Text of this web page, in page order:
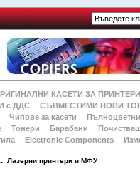
КАСЕТИ ЗА
с ДДС
СЪВМЕСТИМИ НОВИ
Чипове за касети
Тонери Барабани
Electronic Components
:: Лазерни принтери и МФУ